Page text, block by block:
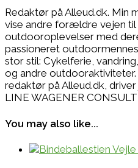
Redaktør på Alleud.dk. Min
vise andre forældre vejen til
outdooroplevelser med
passioneret
stor stil: Cykelferie,
og andre
redaktør på Alleud.dk,
LINE WAGENER
You may also like...